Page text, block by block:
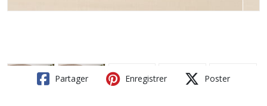
Partager Enregistrer Poster